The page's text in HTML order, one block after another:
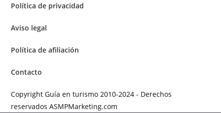
Política de privacidad
Aviso legal
Política de afiliación
Contacto
Copyright Guía en turismo 2010-2024 - Derechos
reservados ASMPMarketing.com